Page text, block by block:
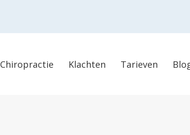
Chiropractie Klachten Tarieven